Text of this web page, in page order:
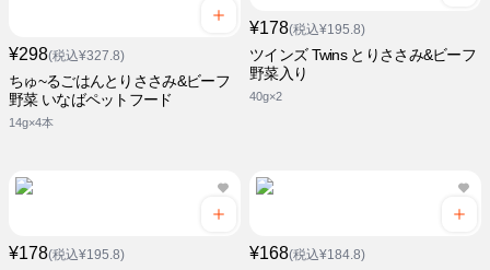
¥298(税込¥327.8)
ちゅ~るごはんとりささみ&ビーフ
野菜 いなばペットフード
14g×4本
¥178(税込¥195.8)
ツインズ Twins とりささみ&ビーフ
野菜入り
40g×2
¥178(税込¥195.8) ¥168(税込¥184.8)